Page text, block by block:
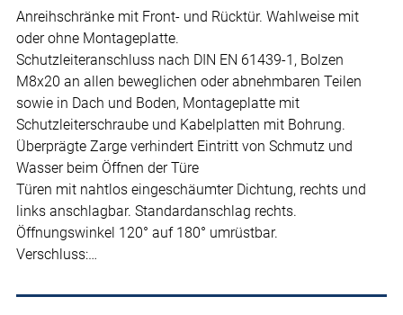
Anreihschränke mit Front- und Rücktür. Wahlweise mit
oder ohne Montageplatte.
Schutzleiteranschluss nach DIN EN 61439-1, Bolzen
M8x20 an allen beweglichen oder abnehmbaren Teilen
sowie in Dach und Boden, Montageplatte mit
Schutzleiterschraube und Kabelplatten mit Bohrung.
Überprägte Zarge verhindert Eintritt von Schmutz und
Wasser beim Öffnen der Türe
Türen mit nahtlos eingeschäumter Dichtung, rechts und
links anschlagbar. Standardanschlag rechts.
Öffnungswinkel 120° auf 180° umrüstbar.
Verschluss:…